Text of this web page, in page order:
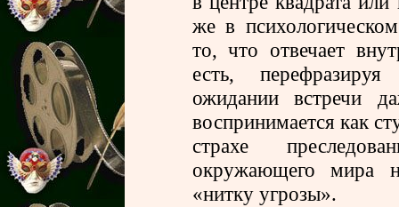
же в
то, что отвечает
есть,
ожидании встречи
воспринимается как
страхе
окружающего мира
«нитку угрозы».